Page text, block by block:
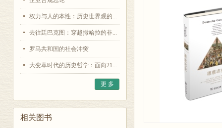
权力与人的本性：历史世界观的...
去往廷巴克图：穿越撒哈拉的非...
罗马共和国的社会冲突
大变革时代的历史哲学：面向21...
更 多
相关图书